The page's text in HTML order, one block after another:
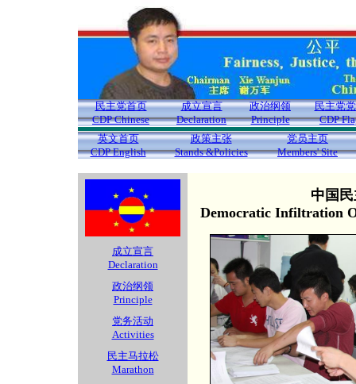
民主党首页
CDP Chinese
成立宣言
Declaration
政治纲领
Principle
民主党
CDP
英文首页
CDP English
政策主张
Stands &Policies
党员主页
Members' Site
成立宣言
Declaration
政治纲领
Principle
党务活动
Activities
民主马拉松
Marathon
中国
Democratic Infiltration